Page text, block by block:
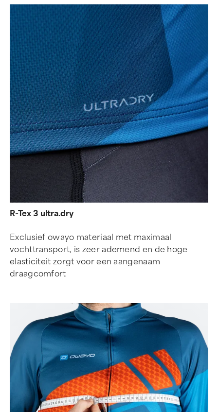
R-Tex 3 ultra.dry
Exclusief owayo materiaal met maximaal
vochttransport, is zeer ademend en de hoge
elasticiteit zorgt voor een aangenaam
draagcomfort